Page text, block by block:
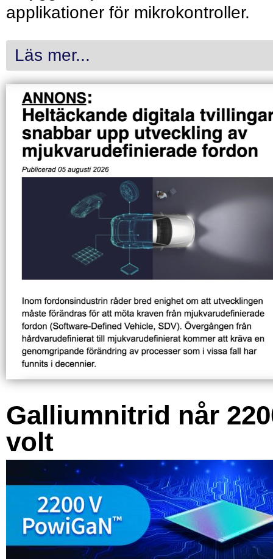
applikationer för mikrokontroller.
Läs mer...
Galliumnitrid når
volt